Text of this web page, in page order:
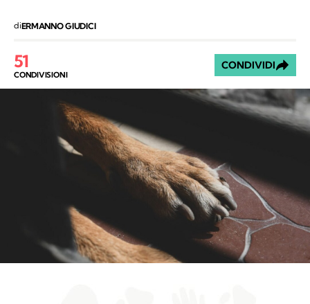
diERMANNO GIUDICI
51
CONDIVISIONI
CONDIVIDI